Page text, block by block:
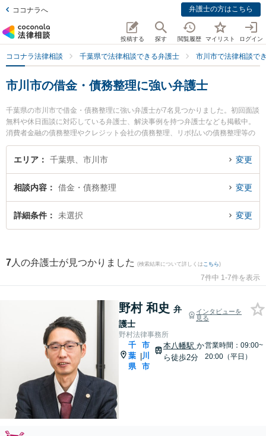
ココナラへ 弁護士の方はこちら
投稿する 探す 閲覧履歴 マイリスト ログイン
ココナラ法律相談 千葉県で法律相談できる弁護士 市川市で法律相談で
市川市の借金・債務整理に強い弁護士
千葉県の市川市で借金・債務整理に強い弁護士が7名見つかりました。初回面談
無料や休日面談に対応している弁護士、解決事例を持つ弁護士なども掲載中。
消費者金融の債務整理やクレジット会社の債務整理、リボ払いの債務整理等の
細かな分野での絞り込み検索もでき便利です。特に野村法律事務所の野村 和史
弁護士や弁護士法人リーガルプラス 市川法律事務所の三浦 知草弁護士、法律事
を今すぐに弁護士に相談したい』『借金・債務整理のトラブル解決の実績豊富
な近くの弁護士を検索したい』『初回相談無料で借金・債務整理を法律相談で
きる市川市内の弁護士に相談予約したい』などでお困りの相談者さんにおすす
エリア 千葉県、市川市 変更
相談内容 借金・債務整理 変更
詳細条件 未選択 変更
7 人の弁護士が見つかりました (検索結果について詳しくは こちら)
7件中 1-7件を表示
野村 和史 弁
護士
インタビューを
見る
野村法律事務所
千
葉
県
|
市
川
市
本八幡駅 か
ら徒歩2分
営業時間：09:00~
20:00（平日）